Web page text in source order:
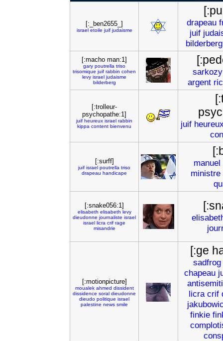
[:_ben2655_]
israel etoile juif judaisme
drapeau
juif
bilderberg
[:macho man:1]
gary poutrella triso
trisomique juif rabbin cohen
levy israel judaisme
bilderberg
sarkozy
argent
[:trolleur-
psychopathe:1]
juif heureux israel rabbin
kippa content bienvenu juif
[:surff]
juif israel poutrella triso
drapeau handicape
manuel
ministre
[:snake056:1]
elisabeth elisabeth levy
dieudonne journaliste israel
israel licra crif rage
misandrie
[:motionpicture]
moualek ahmed dissident
dissidence soral dieudonne
dieudo politique israel
palestine news smile
[:ge
sadfrog
chapeau
licra crif
finkie